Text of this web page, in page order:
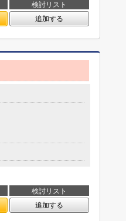
検討リスト
追加する
検討リスト
追加する